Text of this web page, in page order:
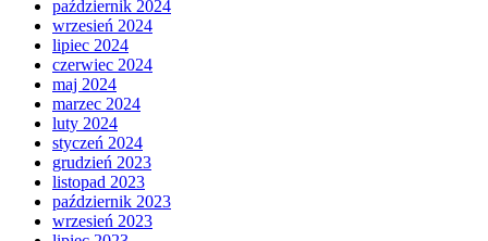
październik 2024
wrzesień 2024
lipiec 2024
czerwiec 2024
maj 2024
marzec 2024
luty 2024
styczeń 2024
grudzień 2023
listopad 2023
październik 2023
wrzesień 2023